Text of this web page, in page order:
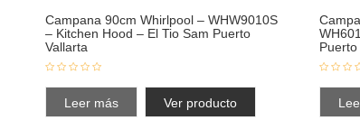
Campana 90cm Whirlpool – WHW9010S
– Kitchen Hood – El Tio Sam Puerto
Vallarta
Leer más Ver producto
Puerto